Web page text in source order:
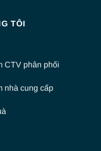
TÔI
CTV phân phối
nhà cung cấp